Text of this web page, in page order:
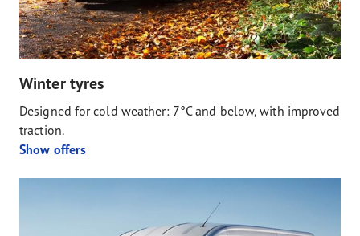
Winter tyres
Designed for cold weather: 7°C and below, with improved
traction.
Show offers